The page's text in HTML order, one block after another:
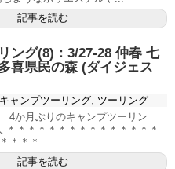
記事を読む
ング(8)：3/27-28 仲春 七
喜県民の森 (ダイジェス
キャンプツーリング, ツーリング
4か月ぶりのキャンプツーリン
＊＊＊＊＊＊＊＊＊＊＊＊＊＊
＊＊＊...
記事を読む